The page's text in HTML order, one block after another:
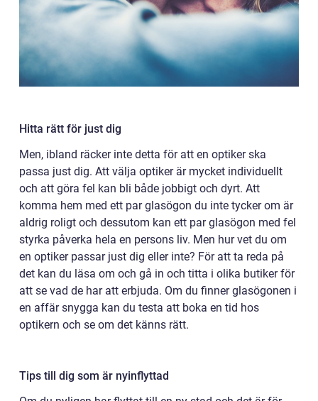
Hitta rätt för just dig
Men, ibland räcker inte detta för att en optiker ska
passa just dig. Att välja optiker är mycket individuellt
och att göra fel kan bli både jobbigt och dyrt. Att
komma hem med ett par glasögon du inte tycker om är
aldrig roligt och dessutom kan ett par glasögon med fel
styrka påverka hela en persons liv. Men hur vet du om
en optiker passar just dig eller inte? För att ta reda på
det kan du läsa om och gå in och titta i olika butiker för
att se vad de har att erbjuda. Om du finner glasögonen i
en affär snygga kan du testa att boka en tid hos
optikern och se om det känns rätt.
Tips till dig som är nyinflyttad